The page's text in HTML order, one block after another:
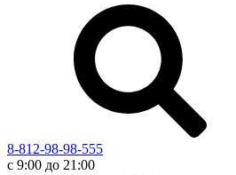
8-812-98-98-555
с 9:00 до 21:00